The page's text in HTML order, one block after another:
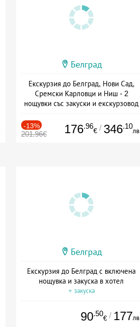
Белград
Екскурзия до Белград, Нови Сад,
Сремски Карловци и Ниш - 2
нощувки със закуски и екскурзовод
-13%
201.96€ 176.96
€ / 346.10
лв.
Белград
Екскурзия до Белград с включена
нощувка и закуска в хотел
+ закуска
90.50
€ / 177лв.